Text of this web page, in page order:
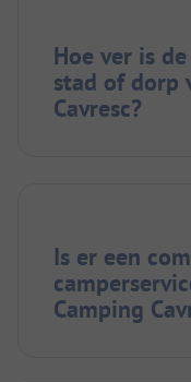
Hoe ver is
stad of dorp
Cavresc?
Is er een
Camping